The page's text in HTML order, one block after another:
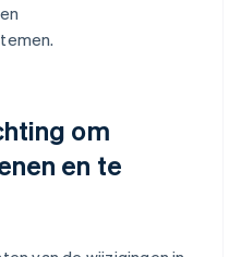
om
en te